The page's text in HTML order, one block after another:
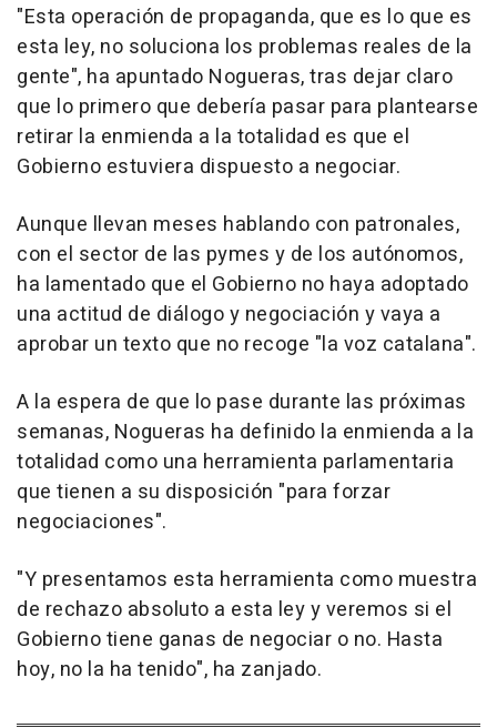
"Esta operación de propaganda, que es lo que es
esta ley, no soluciona los problemas reales de la
gente", ha apuntado Nogueras, tras dejar claro
que lo primero que debería pasar para plantearse
retirar la enmienda a la totalidad es que el
Gobierno estuviera dispuesto a negociar.
Aunque llevan meses hablando con patronales,
con el sector de las pymes y de los autónomos,
ha lamentado que el Gobierno no haya adoptado
una actitud de diálogo y negociación y vaya a
aprobar un texto que no recoge "la voz catalana".
A la espera de que lo pase durante las próximas
semanas, Nogueras ha definido la enmienda a la
totalidad como una herramienta parlamentaria
que tienen a su disposición "para forzar
negociaciones".
"Y presentamos esta herramienta como muestra
de rechazo absoluto a esta ley y veremos si el
Gobierno tiene ganas de negociar o no. Hasta
hoy, no la ha tenido", ha zanjado.